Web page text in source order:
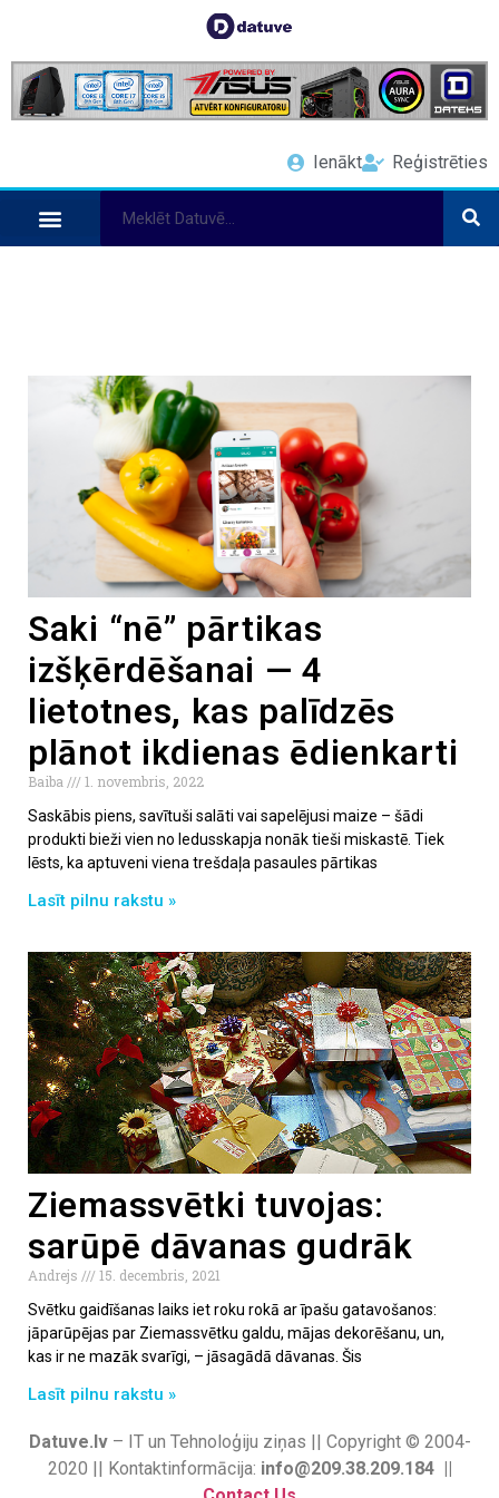
Ienākt Reģistrēties
Saki “nē” pārtikas
izšķērdēšanai — 4
lietotnes, kas palīdzēs
plānot ikdienas ēdienkarti
Baiba
1. novembris, 2022
Saskābis piens, savītuši salāti vai sapelējusi maize – šādi
produkti bieži vien no ledusskapja nonāk tieši miskastē. Tiek
lēsts, ka aptuveni viena trešdaļa pasaules pārtikas
Lasīt pilnu rakstu »
Ziemassvētki tuvojas:
sarūpē dāvanas gudrāk
Andrejs
15. decembris, 2021
Svētku gaidīšanas laiks iet roku rokā ar īpašu gatavošanos:
jāparūpējas par Ziemassvētku galdu, mājas dekorēšanu, un,
kas ir ne mazāk svarīgi, – jāsagādā dāvanas. Šis
Lasīt pilnu rakstu »
Datuve.lv– IT un Tehnoloģiju ziņas || Copyright © 2004-
2020 || Kontaktinformācija: info@209.38.209.184 ||